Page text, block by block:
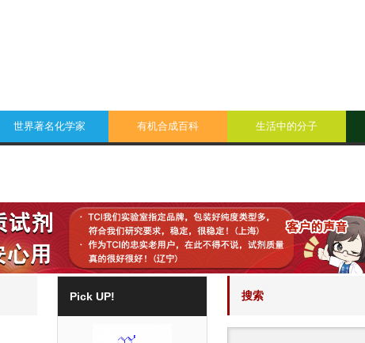
世界著名化学家 有机合成百科 生活中的分子
Pick UP! 搜索